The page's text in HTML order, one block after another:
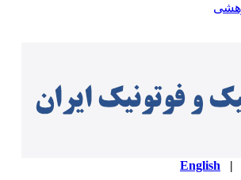
English